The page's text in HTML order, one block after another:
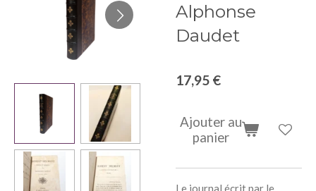
Alphonse
Daudet
17,95 €
Ajouter au
panier
Le journal écrit par le